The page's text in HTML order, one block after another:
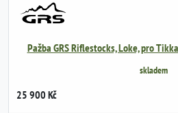
Pažba GRS Riflestocks, Loke, pro
skladem
25 900 Kč